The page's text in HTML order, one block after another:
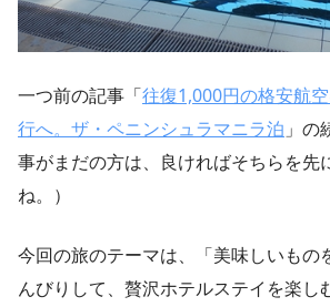
一つ前の記事「往復1,000円の格安航
行へ。ザ・ペニンシュラマニラ泊 」の
事がまだの方は、良ければそちらを先
ね。）
今回の旅のテーマは、「美味しいもの
んびりして、贅沢ホテルステイを楽し